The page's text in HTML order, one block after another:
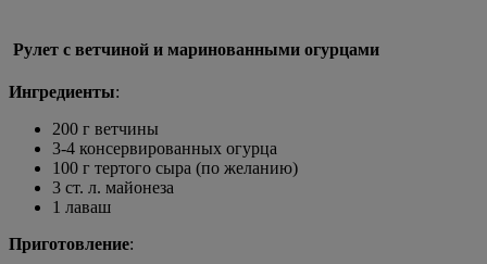
Рулет с ветчиной и маринованными огурцами
Ингредиенты:
200 г ветчины
3-4 консервированных огурца
100 г тертого сыра (по желанию)
3 ст. л. майонеза
1 лаваш
Приготовление: